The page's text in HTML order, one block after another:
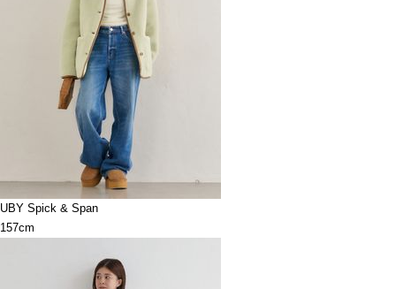
UBY Spick & Span
157cm